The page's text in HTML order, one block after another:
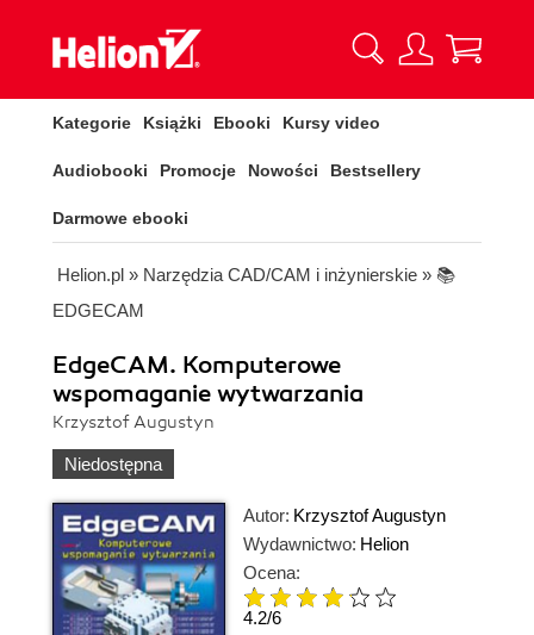
Kategorie Książki Ebooki Kursy video
Audiobooki Promocje Nowości Bestsellery
Darmowe ebooki
Helion.pl » Narzędzia CAD/CAM i inżynierskie » 📚
EDGECAM
EdgeCAM. Komputerowe
wspomaganie wytwarzania
Krzysztof Augustyn
Niedostępna
Autor: Krzysztof Augustyn
Wydawnictwo: Helion
Ocena:
4.2/6